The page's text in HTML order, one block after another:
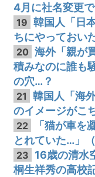
4月に社名変更
19 韓国人「日
ちにやっておい
20 海外「親が
積みなのに誰も
の穴…？
21
韓国人「海
のイメージがこ
22
「猫が車を
とれていた…」（
23 16歳の清水
桐生祥秀の高校